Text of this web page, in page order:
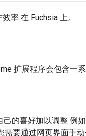
率 在 Fuchsia 上。
扩展程序会包含一系
己的喜好加以调整 例
需要通过网页界面手动